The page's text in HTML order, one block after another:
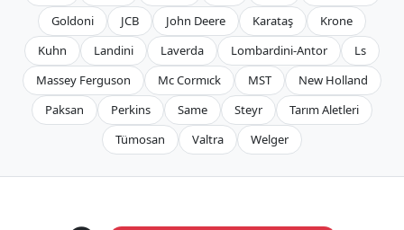
Goldoni
JCB John Deere Karataş
Krone
Kuhn
Landini Laverda Lombardini-Antor
Ls
Massey Ferguson
Mc Cormıck MST
New Holland
Paksan
Perkins Same Steyr
Tarım Aletleri
Tümosan
Valtra Welger